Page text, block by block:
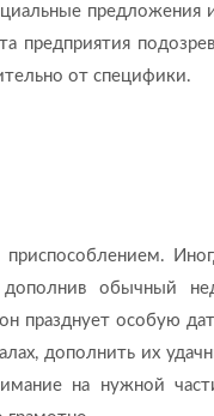
предложения
предприятия
от специфики.
приспособлением.
обычный
празднует особую
дополнить их
на нужной